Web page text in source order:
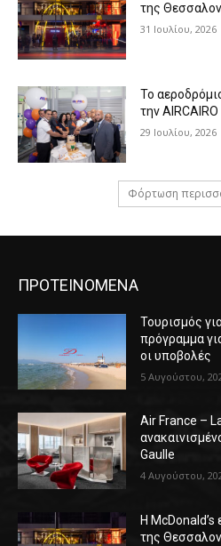
της
31 Ιουλίου, 2026
Το
την AIRCAIRO
29 Ιουλίου, 2026
Φόρτωση
ΠΡΟΤΕΙΝΟΜΕΝΑ
Τουρισμός
πρόγραμμα
οι υποβολές
5 Αυγούστου,
Air France –
Gaulle
4 Αυγούστου,
Η McDonald’s
της